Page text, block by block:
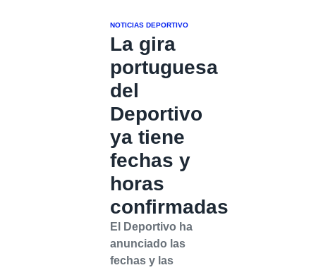
NOTICIAS DEPORTIVO
La gira
portuguesa
del
Deportivo
ya tiene
fechas y
horas
confirmadas
El Deportivo ha
anunciado las
fechas y las